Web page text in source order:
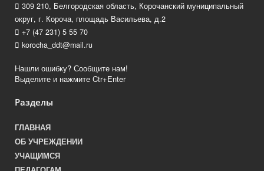
309 210, Белгородская область, Корочанский муниципальный
округ, г. Короча, площадь Васильева, д.2
+7 (47 231) 5 55 70
korocha_ddt@mail.ru
Нашли ошибку? Сообщите нам!
Выделите и нажмите Ctr+Enter
Разделы
ГЛАВНАЯ
ОБ УЧРЕЖДЕНИИ
УЧАЩИМСЯ